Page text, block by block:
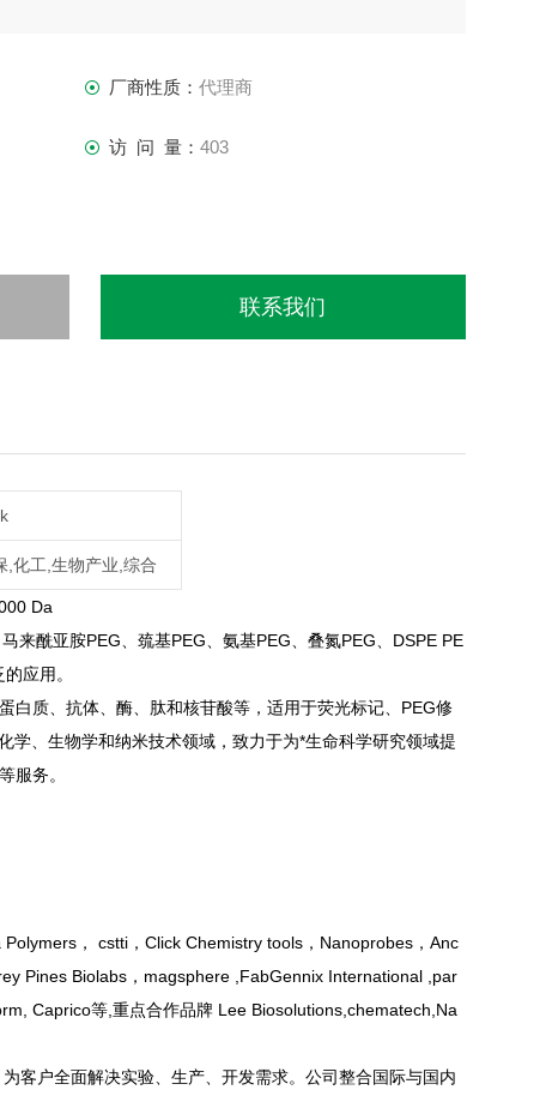
厂商性质： 代理商
访 问 量： 403
联系我们
,化工,生物产业,综合
Da
来酰亚胺PEG、巯基PEG、氨基PEG、叠氮PEG、DSPE PE
应用。
白质、抗体、酶、肽和核苷酸等，适用于荧光标记、PEG修
、生物学和纳米技术领域，致力于为*生命科学研究领域提
服务。
， cstti，Click Chemistry tools，Nanoprobes，Anc
Pines Biolabs，magsphere ,FabGennix International ,par
Caprico等,重点合作品牌 Lee Biosolutions,chematech,Na
客户全面解决实验、生产、开发需求。公司整合国际与国内